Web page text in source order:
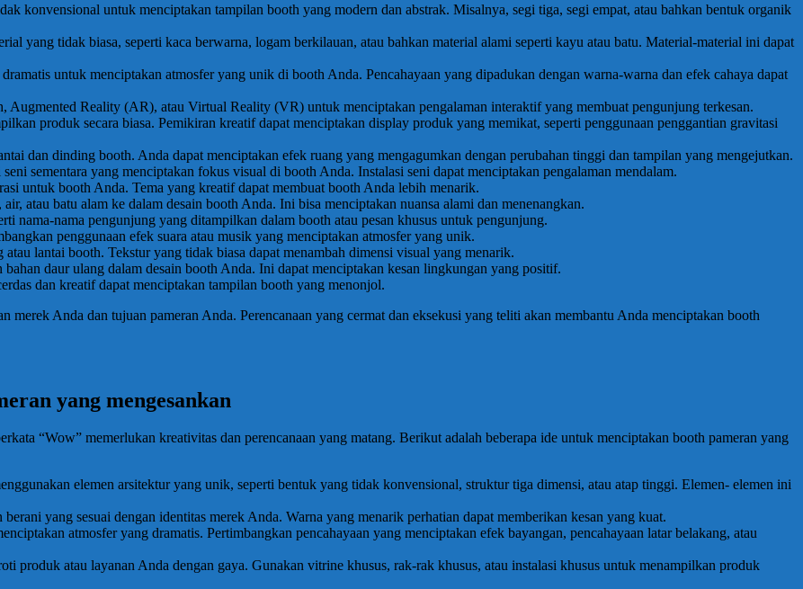
konvensional untuk menciptakan tampilan booth yang modern dan abstrak. Misalnya, segi tiga, segi empat, atau bahkan bentuk organik
yang tidak biasa, seperti kaca berwarna, logam berkilauan, atau bahkan material alami seperti kayu atau batu. Material-material ini dapat
untuk menciptakan atmosfer yang unik di booth Anda. Pencahayaan yang dipadukan dengan warna-warna dan efek cahaya dapat
Augmented Reality (AR), atau Virtual Reality (VR) untuk menciptakan pengalaman interaktif yang membuat pengunjung terkesan.
produk secara biasa. Pemikiran kreatif dapat menciptakan display produk yang memikat, seperti penggunaan penggantian gravitasi
dan dinding booth. Anda dapat menciptakan efek ruang yang mengagumkan dengan perubahan tinggi dan tampilan yang mengejutkan.
sementara yang menciptakan fokus visual di booth Anda. Instalasi seni dapat menciptakan pengalaman mendalam.
untuk booth Anda. Tema yang kreatif dapat membuat booth Anda lebih menarik.
atau batu alam ke dalam desain booth Anda. Ini bisa menciptakan nuansa alami dan menenangkan.
nama-nama pengunjung yang ditampilkan dalam booth atau pesan khusus untuk pengunjung.
penggunaan efek suara atau musik yang menciptakan atmosfer yang unik.
lantai booth. Tekstur yang tidak biasa dapat menambah dimensi visual yang menarik.
daur ulang dalam desain booth Anda. Ini dapat menciptakan kesan lingkungan yang positif.
dan kreatif dapat menciptakan tampilan booth yang menonjol.
merek Anda dan tujuan pameran Anda. Perencanaan yang cermat dan eksekusi yang teliti akan membantu Anda menciptakan booth
yang mengesankan
“Wow” memerlukan kreativitas dan perencanaan yang matang. Berikut adalah beberapa ide untuk menciptakan booth pameran yang
elemen arsitektur yang unik, seperti bentuk yang tidak konvensional, struktur tiga dimensi, atau atap tinggi. Elemen- elemen ini
yang sesuai dengan identitas merek Anda. Warna yang menarik perhatian dapat memberikan kesan yang kuat.
atmosfer yang dramatis. Pertimbangkan pencahayaan yang menciptakan efek bayangan, pencahayaan latar belakang, atau
produk atau layanan Anda dengan gaya. Gunakan vitrine khusus, rak-rak khusus, atau instalasi khusus untuk menampilkan produk